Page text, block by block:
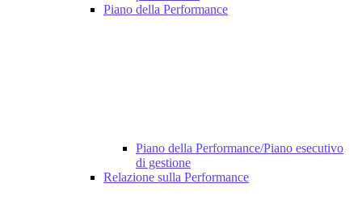
Piano della Performance
Piano della Performance/Piano esecutivo
di gestione
Relazione sulla Performance